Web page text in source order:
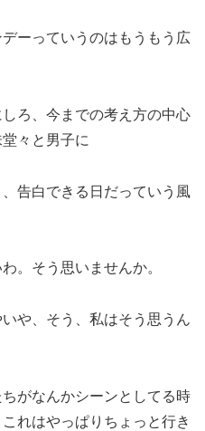
ーっていうのはもうもう広
ろ、今までの考え方の中心
々と男子に
告白できる日だっていう風
。そう思いませんか。
や、そう、私はそう思うん
がなんかシーンとしてる時
れはやっぱりちょっと行き